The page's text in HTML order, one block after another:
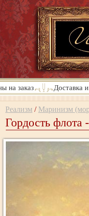
на заказ Доставка
Реализм / Маринизм
Гордость флота